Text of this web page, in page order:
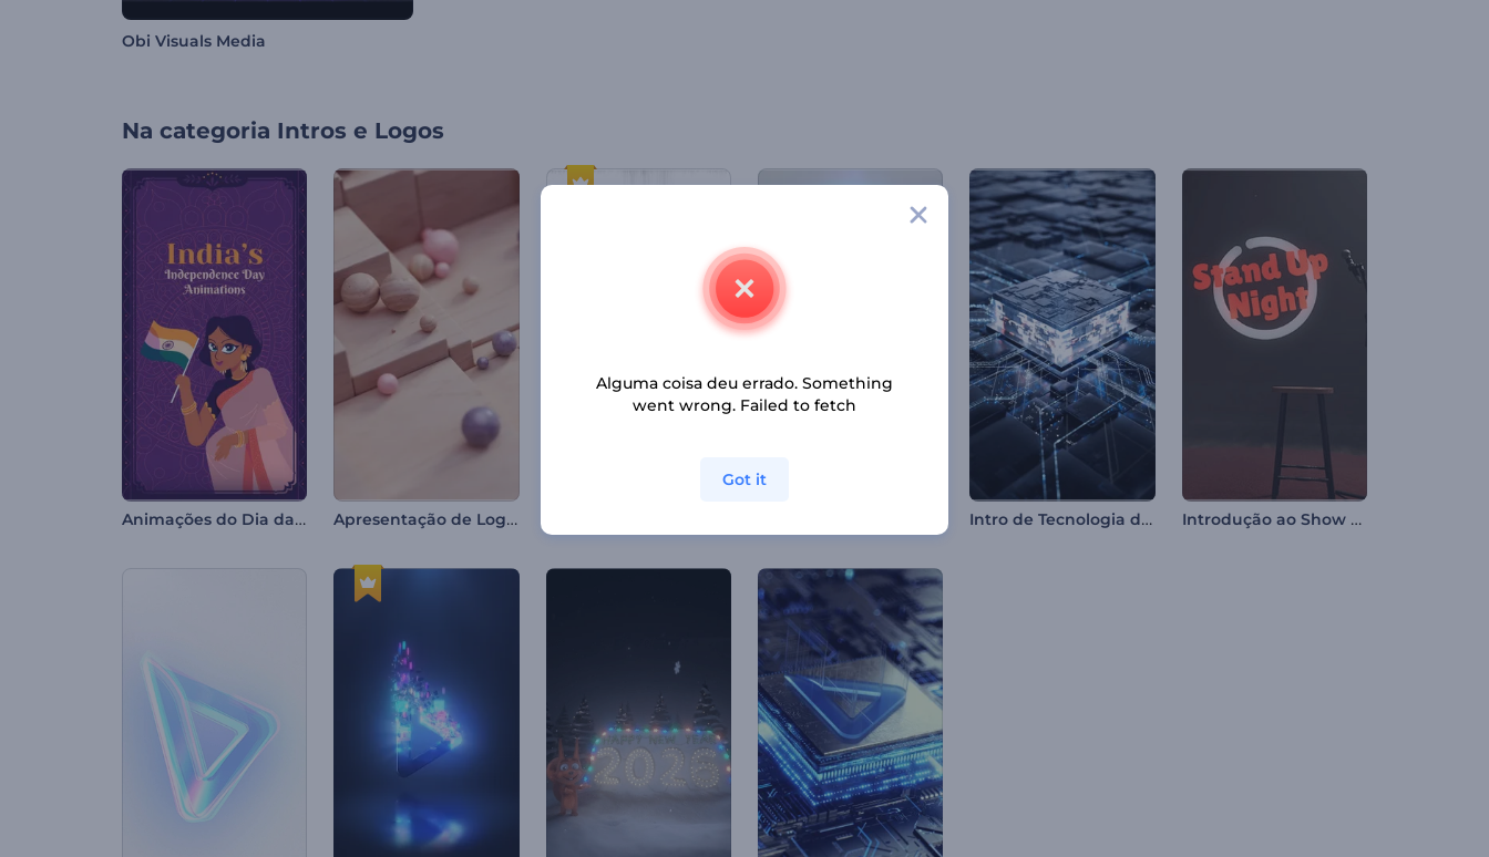
Obi Visuals Media
Na categoria Intros e Logos
Animações do Dia da Independência da Índia Apresentação de Logo - Superfície de Mosaico Intro de Tecnologia de Microchip Introdução ao Show de Stand-Up
Alguma coisa deu errado. Something
went wrong. Failed to fetch
Got it